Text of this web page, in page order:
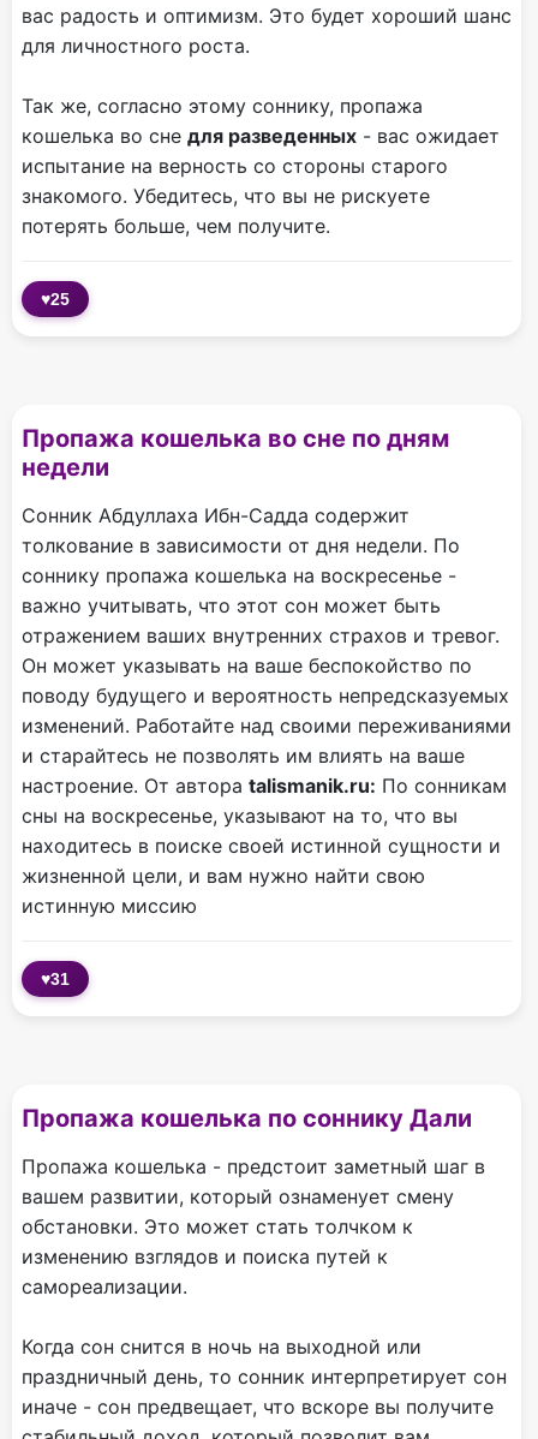
вас радость и оптимизм. Это будет хороший шанс
для личностного роста.
Так же, согласно этому соннику, пропажа
кошелька во сне для разведенных - вас ожидает
испытание на верность со стороны старого
знакомого. Убедитесь, что вы не рискуете
потерять больше, чем получите.
♥25
Пропажа кошелька во сне по дням
недели
Сонник Абдуллаха Ибн-Садда содержит
толкование в зависимости от дня недели. По
соннику пропажа кошелька на воскресенье -
важно учитывать, что этот сон может быть
отражением ваших внутренних страхов и тревог.
Он может указывать на ваше беспокойство по
поводу будущего и вероятность непредсказуемых
изменений. Работайте над своими переживаниями
и старайтесь не позволять им влиять на ваше
настроение. От автора talismanik.ru: По сонникам
сны на воскресенье, указывают на то, что вы
находитесь в поиске своей истинной сущности и
жизненной цели, и вам нужно найти свою
истинную миссию
♥31
Пропажа кошелька по соннику Дали
Пропажа кошелька - предстоит заметный шаг в
вашем развитии, который ознаменует смену
обстановки. Это может стать толчком к
изменению взглядов и поиска путей к
самореализации.
Когда сон снится в ночь на выходной или
праздничный день, то сонник интерпретирует сон
иначе - сон предвещает, что вскоре вы получите